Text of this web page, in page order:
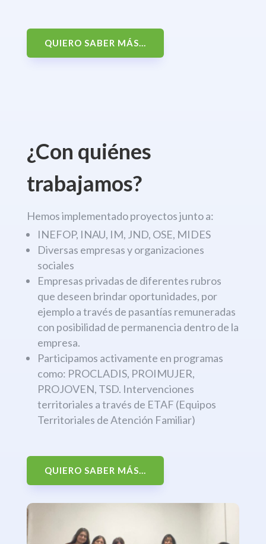
QUIERO SABER MÁS...
¿Con quiénes
trabajamos?
Hemos implementado proyectos junto a:
INEFOP, INAU, IM, JND, OSE, MIDES
Diversas empresas y organizaciones
sociales
Empresas privadas de diferentes rubros
que deseen brindar oportunidades, por
ejemplo a través de pasantías remuneradas
con posibilidad de permanencia dentro de la
empresa.
Participamos activamente en programas
como: PROCLADIS, PROIMUJER,
PROJOVEN, TSD. Intervenciones
territoriales a través de ETAF (Equipos
Territoriales de Atención Familiar)
QUIERO SABER MÁS...